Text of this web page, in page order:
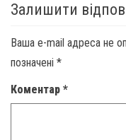
Залишити
Ваша e-mail адреса не
позначені *
Коментар *